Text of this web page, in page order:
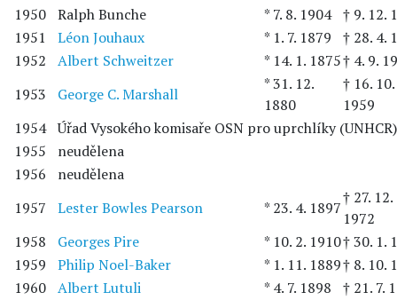
1950 Ralph Bunche * 7. 8. 1904 † 9. 12.
1951
Léon Jouhaux * 1. 7. 1879
† 28. 4.
1952
Albert Schweitzer * 14. 1. 1875† 4. 9.
1953
George C. Marshall
* 31. 12.
1880
† 16. 10.
1959
1954 Úřad Vysokého komisaře OSN pro uprchlíky (UNHCR)
1955
neudělena
1956
neudělena
1957
Lester Bowles Pearson * 23. 4. 1897
† 27. 12.
1972
1958
Georges Pire * 10. 2. 1910† 30. 1.
1959
Philip Noel-Baker * 1. 11. 1889† 8. 10.
1960 Albert Lutuli * 4. 7. 1898
† 21. 7.